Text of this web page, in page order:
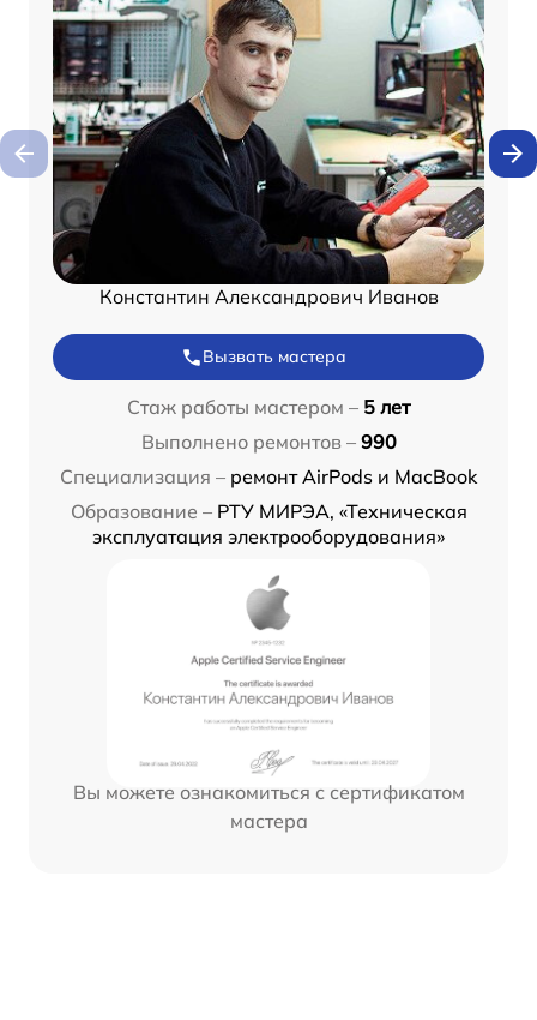
Константин Александрович Иванов
Вызвать мастера
Стаж работы мастером – 5 лет
Выполнено ремонтов – 990
Специализация – ремонт AirPods и MacBook
Образование – РТУ МИРЭА, «Техническая
эксплуатация электрооборудования»
Вы можете ознакомиться с сертификатом
мастера